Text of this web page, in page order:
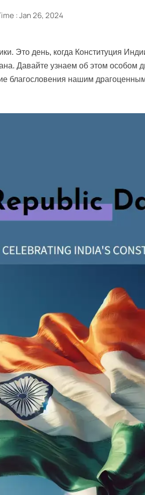
: Jan 26, 2024
Это день, когда Конституция
Давайте узнаем об этом особом
благословения нашим